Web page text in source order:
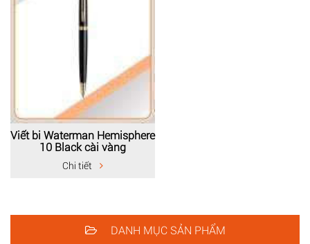
Viết bi Waterman Hemisphere
10 Black cài vàng
Chi tiết
DANH MỤC SẢN PHẨM